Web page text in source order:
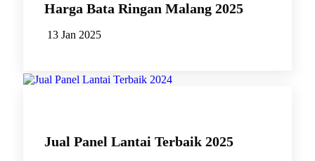
Harga Bata Ringan Malang 2025
13 Jan 2025
Jual Panel Lantai Terbaik 2025